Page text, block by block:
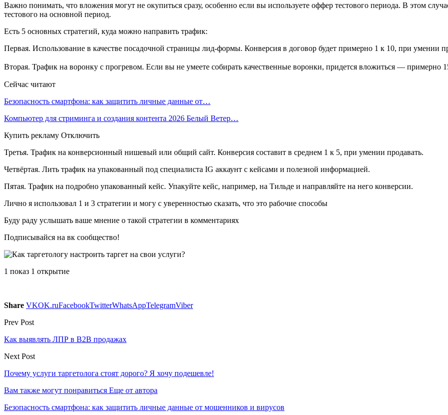
Важно понимать, что вложения могут не окупиться сразу, особенно если вы используете оффер тестового периода. В этом
тестового на основной период.
Есть 5 основных стратегий, куда можно направить трафик:
Первая. Использование в качестве посадочной страницы лид-формы. Конверсия в договор будет примерно 1 к 10, при умении
Вторая. Трафик на воронку с прогревом. Если вы не умеете собирать качественные воронки, придется вложиться — примерно
Сейчас читают
Безопасность смартфона: как защитить личные данные от…
Компьютер для стриминга и создания контента 2026 Белый Ветер…
Купить рекламу Отключить
Третья. Трафик на конверсионный нишевый или общий сайт. Конверсия составит в среднем 1 к 5, при умении продавать.
Четвёртая. Лить трафик на упакованный под специалиста IG аккаунт с кейсами и полезной информацией.
Пятая. Трафик на подробно упакованный кейс. Упакуйте кейс, например, на Тильде и направляйте на него конверсии.
Лично я использовал 1 и 3 стратегии и могу с уверенностью сказать, что это рабочие способы
Буду раду услышать ваше мнение о такой стратегии в комментариях
Подписывайся на вк сообщество!
1 показ 1 открытие
Share VKOK.ruFacebookTwitterWhatsAppTelegramViber
Prev Post
Как выявлять ЛПР в B2B продажах
Next Post
Почему услуги таргетолога стоят дорого? Я хочу подешевле!
Вам также могут понравиться Еще от автора
Безопасность смартфона: как защитить личные данные от мошенников и вирусов